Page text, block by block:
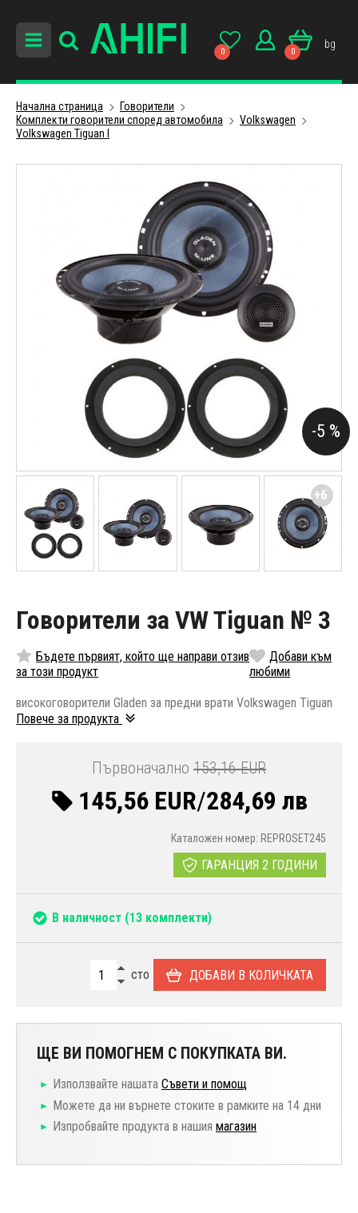
0 0
bg
Начална страница
Говорители
Комплекти говорители според автомобила
Volkswagen
Volkswagen Tiguan I
Говорители за VW Tiguan № 3
Бъдете първият, който ще направи отзив
за този продукт
Добави към
любими
високоговорители Gladen за предни врати Volkswagen Tiguan
Повече за продукта
Първоначално 153,16 EUR
145,56 EUR/284,69 лв
Каталожен номер: REPROSET245
ГАРАНЦИЯ 2 ГОДИНИ
В наличност (13 комплекти)
сто ДОБАВИ В КОЛИЧКАТА
ЩЕ ВИ ПОМОГНЕМ С ПОКУПКАТА ВИ.
Използвайте нашата Съвети и помощ
Можете да ни върнете стоките в рамките на 14 дни
Изпробвайте продукта в нашия магазин
-5 %
+6